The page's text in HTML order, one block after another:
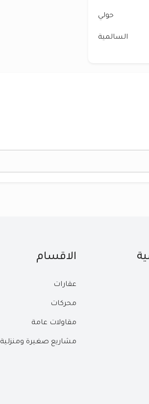
حولي
السالمية
الاقسام
عقارات
محركات
مقاولات عامة
مشاريع صغيرة ومنزلية